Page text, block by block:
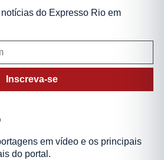
do Expresso Rio em
Inscreva-se
em vídeo e os principais
do portal.